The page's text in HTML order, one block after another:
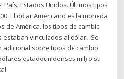
País. Estados Unidos. Últimos tipos
El dólar Americano es la moneda
de América. los tipos de cambio
estaban vinculados al dólar, Se
sobre tipos de cambio
estadounidenses mil) o su